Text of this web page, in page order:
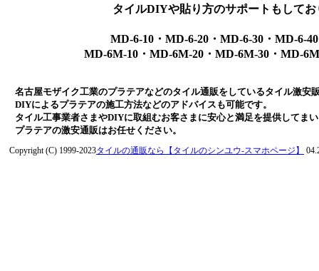
Copyright (C) 1999-2023タイルの通販なら【タイルのシンユウ-スマホページ】
タイルDIYや貼り方のサポートもしてお
名古屋モザイク工業のプラテアなどのタイル通販をしているタイル激安
DIYによるプラテアの施工方法などのアドバイスも可能です。
タイル工事業者さまやDIYに取組むお客さまに安心と満足を提供してま
プラテアの激安通販はお任せください。
MD-6-10・MD-6-20・MD-6-30・MD-6-
MD-6M-10・MD-6M-20・MD-6M-30・MD-